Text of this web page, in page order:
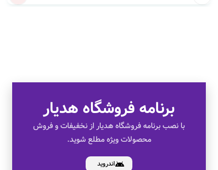
برنامه فروشگاه هدیار
با نصب برنامه فروشگاه هدیار از نخفیفات و فروش
محصولات ویژه مطلع شوید.
اندروید
تخفیف های ویژه
کالای اصل